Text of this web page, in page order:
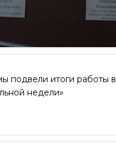
подвели итоги работы в
недели»